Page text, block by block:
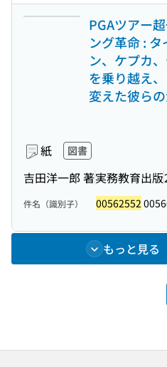
PGAツアー
ング革命 :
ン、ケプカ
を乗り越え
変えた彼ら
紙 図書
吉田洋一郎 著実務教育出版
件名（識別子） 00562552
もっと見る